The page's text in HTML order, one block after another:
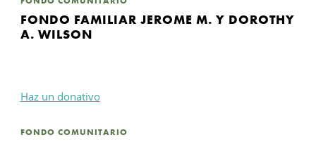
FONDO FAMILIAR JEROME M. Y DOROTHY
A. WILSON
Haz un donativo
FONDO COMUNITARIO